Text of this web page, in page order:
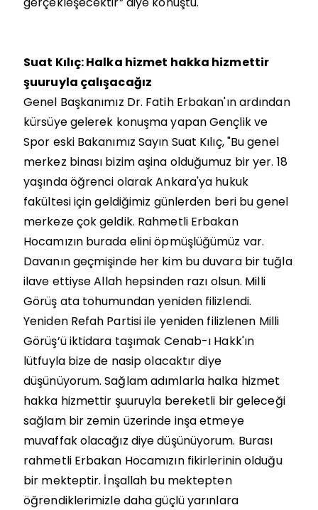
Suat Kılıç: Halka hizmet hakka hizmettir
şuuruyla çalışacağız
Genel Başkanımız Dr. Fatih Erbakan'ın ardından
kürsüye gelerek konuşma yapan Gençlik ve
Spor eski Bakanımız Sayın Suat Kılıç, "Bu genel
merkez binası bizim aşina olduğumuz bir yer. 18
yaşında öğrenci olarak Ankara'ya hukuk
fakültesi için geldiğimiz günlerden beri bu genel
merkeze çok geldik. Rahmetli Erbakan
Hocamızın burada elini öpmüşlüğümüz var.
Davanın geçmişinde her kim bu duvara bir tuğla
ilave ettiyse Allah hepsinden razı olsun. Milli
Görüş ata tohumundan yeniden filizlendi.
Yeniden Refah Partisi ile yeniden filizlenen Milli
Görüş’ü iktidara taşımak Cenab-ı Hakk'ın
lütfuyla bize de nasip olacaktır diye
düşünüyorum. Sağlam adımlarla halka hizmet
hakka hizmettir şuuruyla bereketli bir geleceği
sağlam bir zemin üzerinde inşa etmeye
muvaffak olacağız diye düşünüyorum. Burası
rahmetli Erbakan Hocamızın fikirlerinin olduğu
bir mekteptir. İnşallah bu mektepten
öğrendiklerimizle daha güçlü yarınlara